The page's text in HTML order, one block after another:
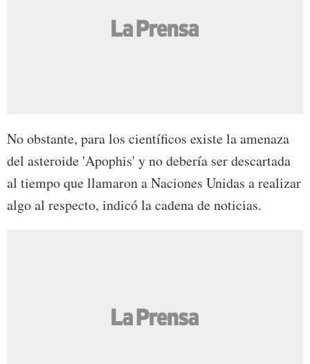
No obstante, para los científicos existe la amenaza
del asteroide 'Apophis' y no debería ser descartada
al tiempo que llamaron a Naciones Unidas a realizar
algo al respecto, indicó la cadena de noticias.